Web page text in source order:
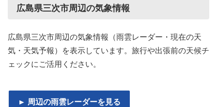
広島県三次市周辺の気象情報
広島県三次市周辺の気象情報（雨雲レーダー・現在の天
気・天気予報）を表示しています。旅行や出張前の天候チ
ェックにご活用ください。
► 周辺の雨雲レーダーを見る